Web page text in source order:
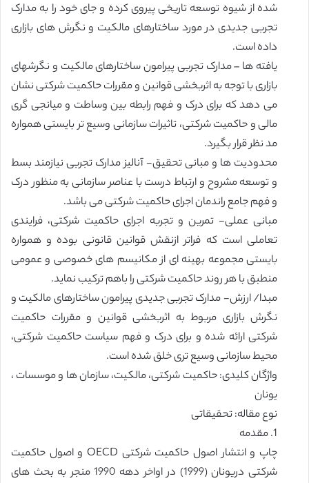
شده از شیوه توسعه تاریخی پیروی کرده و جای خود را به مدارک
تجربی جدیدی در مورد ساختارهای مالکیت و نگرش های بازاری
داده است.
یافته ها – مدارک تجربی پیرامون ساختارهای مالکیت و نگرشهای
بازاری با توجه به اثربخشی قوانین و مقررات حاکمیت شرکتی نشان
می دهد که برای درک و فهم رابطه بین وساطت و میانجی گری
مالی و حاکمیت شرکتی، تاثیرات سازمانی وسیع تر بایستی همواره
مد نظر قرار بگیرد.
محدودیت ها و مبانی تحقیق- آنالیز مدارک تجربی نیازمند بسط
و توسعه مشروح و ارتباط درست با عناصر سازمانی به منظور درک
و فهم جامع راندمان اجرای حاکمیت شرکتی می باشد.
مبانی عملی- تمرین و تجربه اجرای حاکمیت شرکتی، فرایندی
تعاملی است که فراتر ازنقش قوانین قانونی بوده و همواره
بایستی مجموعه بهینه ای از مکانیسم های خصوصی و عمومی
منطبق با هر روند حاکمیت شرکتی را باهم ترکیب نماید.
مبدا/ ارزش- مدارک تجربی جدیدی پیرامون ساختارهای مالکیت و
نگرش بازاری مربوط به اثربخشی قوانین و مقررات حاکمیت
شرکتی ارائه شده و برای درک و فهم سیاست حاکمیت شرکتی،
محیط سازمانی وسیع تری خلق شده است.
واژگان کلیدی: حاکمیت شرکتی، مالکیت، سازمان ها و موسسات ،
یونان
نوع مقاله: تحقیقاتی
1. مقدمه
چاپ و انتشار اصول حاکمیت شرکتی OECD و اصول حاکمیت
شرکتی دریونان (1999) در اواخر دهه 1990 منجر به بحث های